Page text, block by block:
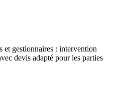
et gestionnaires : intervention
devis adapté pour les parties